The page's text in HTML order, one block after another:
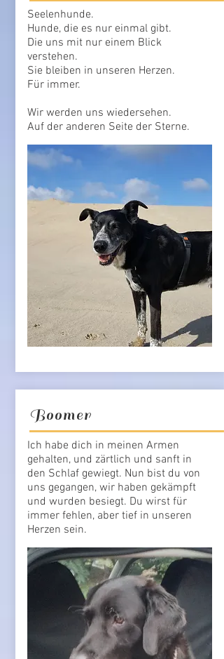
Seelenhunde.
Hunde, die es nur einmal gibt.
Die uns mit nur einem Blick
verstehen.
Sie bleiben in unseren Herzen.
Für immer.
Wir werden uns wiedersehen.
Auf der anderen Seite der Sterne.
Boomer
Ich habe dich in meinen Armen
gehalten, und zärtlich und sanft in
den Schlaf gewiegt. Nun bist du von
uns gegangen, wir haben gekämpft
und wurden besiegt. Du wirst für
immer fehlen, aber tief in unseren
Herzen sein.